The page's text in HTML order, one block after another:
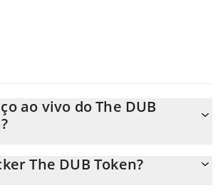
ao vivo do The DUB
The DUB Token?